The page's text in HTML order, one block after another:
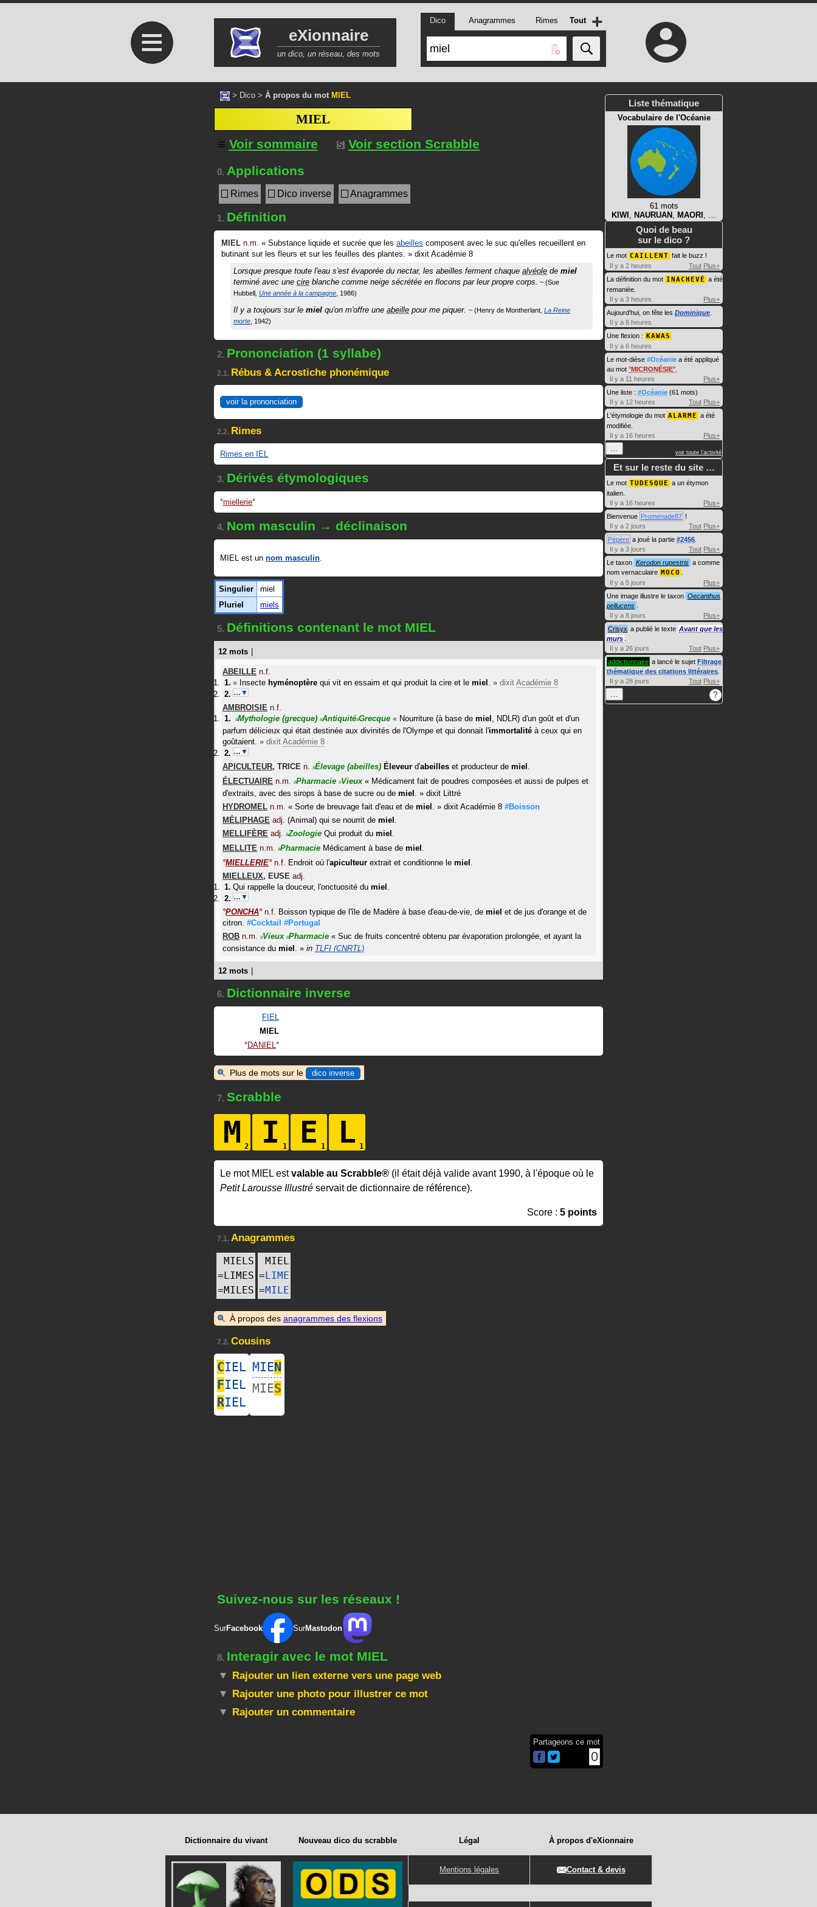
≡ eXionnaire
un dico, un réseau, des mots
Dico Anagrammes Rimes Tout +
> Dico > À propos du mot MIEL
MIEL
Voir sommaire
Voir section Scrabble
0. Applications
Rimes Dico inverse Anagrammes
1. Définition
MIEL n.m. « Substance liquide et sucrée que les abeilles composent avec le suc qu'elles recueillent en
butinant sur les fleurs et sur les feuilles des plantes. » dixit Académie 8
Lorsque presque toute l'eau s'est évaporée du nectar, les abeilles ferment chaque alvéole de miel
terminé avec une cire blanche comme neige sécrétée en flocons par leur propre corps.
Sue
Hubbell Une année à la campagne 1986
Il y a toujours sur le miel qu'on m'offre une abeille pour me piquer. Henry de Montherlant La Reine
morte 1942
2. Prononciation (1 syllabe)
2.1. Rébus & Acrostiche phonémique
voir la prononciation
2.2. Rimes
Rimes en IEL
3. Dérivés étymologiques
miellerie
4. Nom masculin → déclinaison
MIEL est un nom masculin.
Singulier
miel
Pluriel
miels
5. Définitions contenant le mot MIEL
12 mots
ABEILLE n.f.
« Insecte hyménoptère qui vit en essaim et qui produit la cire et le miel . » dixit Académie 8
…▼
AMBROISIE n.f.
#Mythologie (grecque) #Antiquité#Grecque « Nourriture (à base de miel , NDLR) d'un goût et d'un
parfum délicieux qui était destinée aux divinités de l'Olympe et qui donnait l'immortalité à ceux qui en
goûtaient. » dixit Académie 8
…▼
APICULTEUR, TRICE n. #Élevage (abeilles) Éleveur d'abeilles et producteur de miel .
ÉLECTUAIRE n.m. #Pharmacie #Vieux « Médicament fait de poudres composées et aussi de pulpes et
d'extraits, avec des sirops à base de sucre ou de miel . » dixit Littré
HYDROMEL n.m. « Sorte de breuvage fait d'eau et de miel . » dixit Académie 8 #Boisson
MÉLIPHAGE adj. (Animal) qui se nourrit de miel .
MELLIFÈRE adj. #Zoologie Qui produit du miel .
MELLITE n.m. #Pharmacie Médicament à base de miel .
°MIELLERIE° n.f. Endroit où l'apiculteur extrait et conditionne le miel .
MIELLEUX, EUSE adj.
Qui rappelle la douceur, l'onctuosité du miel .
…▼
°PONCHA° n.f. Boisson typique de l'île de Madère à base d'eau-de-vie, de miel et de jus d'orange et de
citron. #Cocktail #Portugal
ROB n.m. #Vieux #Pharmacie « Suc de fruits concentré obtenu par évaporation prolongée, et ayant la
consistance du miel . » in TLFI (CNRTL)
12 mots
6. Dictionnaire inverse
FIEL
MIEL
DANIEL
Plus de mots sur le dico inverse
7. Scrabble
M I E L
Le mot MIEL estvalable au Scrabble® (il était déjà valide avant 1990, à l'époque où le
Petit Larousse Illustré servait de dictionnaire de référence).
Score : 5 points
7.1. Anagrammes
MIELS
=LIMES
=MILES
MIEL
=LIME
=MILE
À propos des anagrammes des flexions
7.2. Cousins
CIEL
FIEL
RIEL
MIEN
MIES
Suivez-nous sur les réseaux !
SurFacebook SurMastodon
8. Interagir avec le mot MIEL
Rajouter un lien externe vers une page web
Rajouter une photo pour illustrer ce mot
Rajouter un commentaire
Partageons ce mot
0
Liste thématique
Vocabulaire de l'Océanie
61 mots
KIWI , NAURUAN , MAORI , …
Quoi de beau
sur le dico ?
Le mot CAILLENT fait le buzz !
Il y a 2 heures
Tout Plus+
La définition du mot INACHEVÉ a été
remaniée.
Il y a 3 heures
Plus+
Aujourd'hui, on fête les Dominique
Il y a 6 heures
Une flexion : KAWAS
Il y a 6 heures
Le mot-dièse #Océanie a été appliqué
au mot MICRONÉSIE
Il y a 11 heures
Plus+
Une liste : #Océanie (61 mots)
Il y a 12 heures
Tout Plus+
L'étymologie du mot ALARME a été
modifiée.
Il y a 16 heures
Plus+
… voir toute l'activité
Et sur le reste du site …
Le mot TUDESQUE a un étymon
italien.
Il y a 16 heures
Plus+
Bienvenue Promenade87 !
Il y a 2 jours
Tout Plus+
Pépère a joué la partie #2456
Il y a 3 jours
Tout Plus+
Le taxon Kerodon rupestris a comme
nom vernaculaire MOCO
Il y a 5 jours
Plus+
Une image illustre le taxon Oecanthus
pellucens
Il y a 8 jours
Plus+
Crisyx a publié le texte Avant que les
murs
Il y a 26 jours
Tout Plus+
addictionnaire a lancé le sujet Filtrage
thématique des citations littéraires
Il y a 28 jours
Tout Plus+
… ?
Dictionnaire du vivant Nouveau dico du scrabble Légal
Mentions légales
À propos d'eXionnaire
Contact & devis